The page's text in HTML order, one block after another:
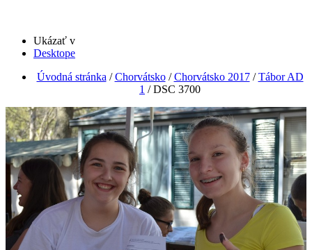
Ukázať v
Desktope
Úvodná stránka /Chorvátsko/Chorvátsko 2017/Tábor AD
1 /DSC 3700